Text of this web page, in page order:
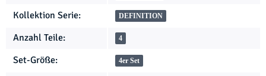
Kollektion Serie: DEFINITION
Anzahl Teile: 4
Set-Größe: 4er Set